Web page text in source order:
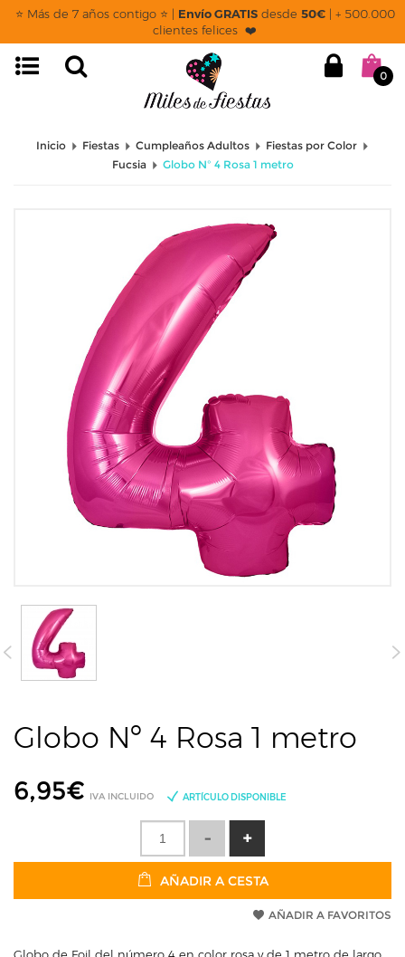
⭐ Más de 7 años contigo ⭐ | Envío GRATISdesde 50€| + 500.000
clientes felices ❤️
0
Inicio Fiestas Cumpleaños Adultos
Fiestas por Color
Fucsia
Globo Nº 4 Rosa 1 metro
Globo Nº 4 Rosa 1 metro
6,95€ IVA INCLUIDO ARTÍCULO DISPONIBLE
AÑADIR A CESTA
AÑADIR A FAVORITOS